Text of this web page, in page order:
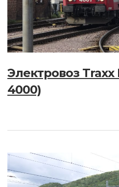
Электровоз Traxx
4000)